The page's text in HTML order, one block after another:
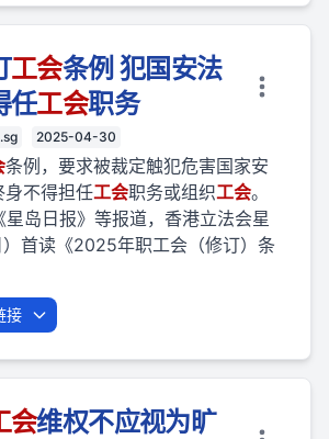
工会条例 犯国安法
任工会职务
2025-04-30
条例，要求被裁定触犯危害国家安
身不得担任工会职务或组织工会。
星岛日报》等报道，香港立法会星
首读《2025年职工会（修订）条
接
会维权不应视为旷